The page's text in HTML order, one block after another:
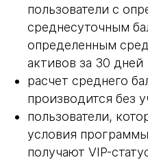
пользователи с
среднесуточным
определенным
активов за 30 дней
расчет среднего
производится без
пользователи,
условия
получают VIP-